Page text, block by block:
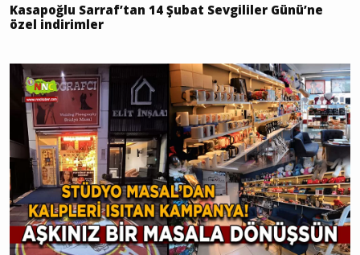
Kasapoğlu Sarraf’tan 14 Şubat Sevgililer Günü’ne
özel indirimler